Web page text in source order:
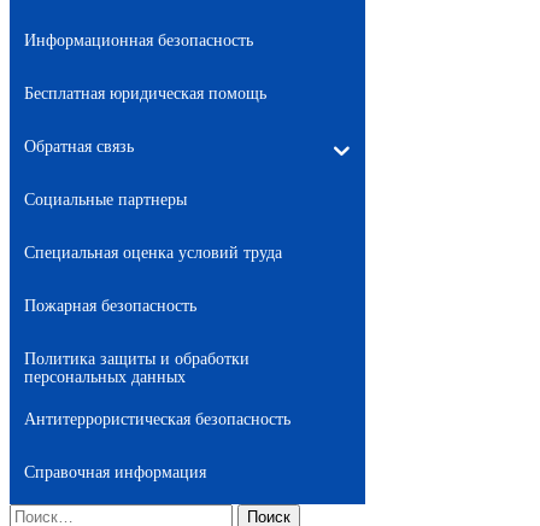
Информационная безопасность
Бесплатная юридическая помощь
Обратная связь
Социальные партнеры
Специальная оценка условий труда
Пожарная безопасность
Политика защиты и обработки
персональных данных
Антитеррористическая безопасность
Справочная информация
Найти: